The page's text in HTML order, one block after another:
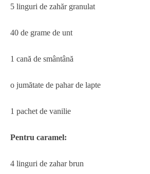
5 linguri de zahăr granulat
40 de grame de unt
1 cană de smântână
o jumătate de pahar de lapte
1 pachet de vanilie
Pentru caramel:
4 linguri de zahar brun